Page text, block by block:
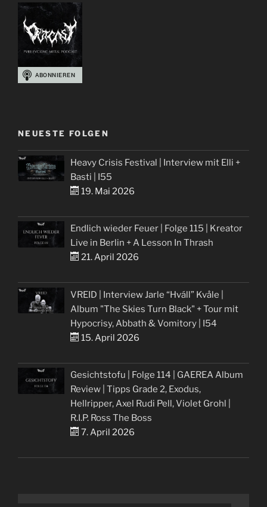
NEUESTE FOLGEN
Heavy Crisis Festival | Interview mit Elli +
Basti | I55
19. Mai 2026
Endlich wieder Feuer | Folge 115 | Kreator
Live in Berlin + A Lesson In Thrash
21. April 2026
VREID | Interview Jarle “Hváll” Kvåle |
Album "The Skies Turn Black" + Tour mit
Hypocrisy, Abbath & Vomitory | I54
15. April 2026
Gesichtstofu | Folge 114 | GAEREA Album
Review | Tipps Grade 2, Exodus,
Hellripper, Axel Rudi Pell, Violet Grohl |
R.I.P. Ross The Boss
7. April 2026